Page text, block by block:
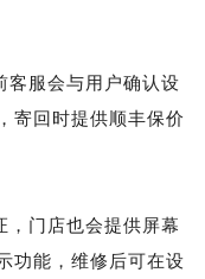
客服会与用户确认设
寄回时提供顺丰保价
，门店也会提供屏幕
功能，维修后可在设